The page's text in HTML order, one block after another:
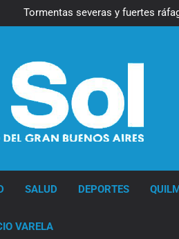
Tormentas severas y fuertes
Senado debate el
Tormentas severas y fuertes
Senado debate el
Día del Cirujano Torácico:
SALUD DEPORTES
VARELA